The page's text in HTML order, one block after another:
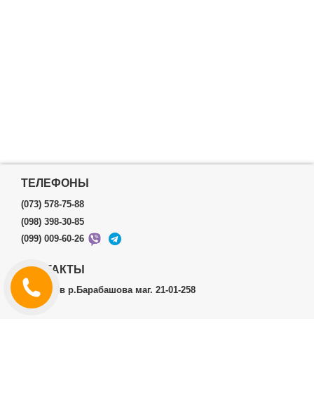
ТЕЛЕФОНЫ
(073) 578-75-88
(098) 398-30-85
(099) 009-60-26
КОНТАКТЫ
г.Харьков р.Барабашова маг. 21-01-258